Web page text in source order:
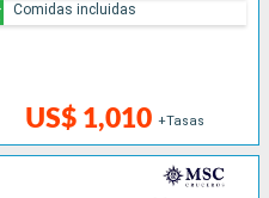
US$ 1,010 +Tasas
Comidas incluidas